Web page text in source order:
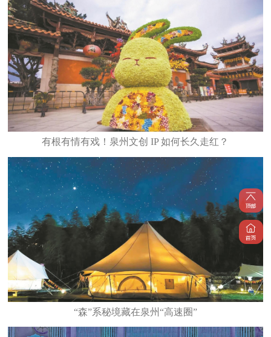
有根有情有戏！泉州文创 IP 如何长久走红？
“森”系秘境藏在泉州“高速圈”